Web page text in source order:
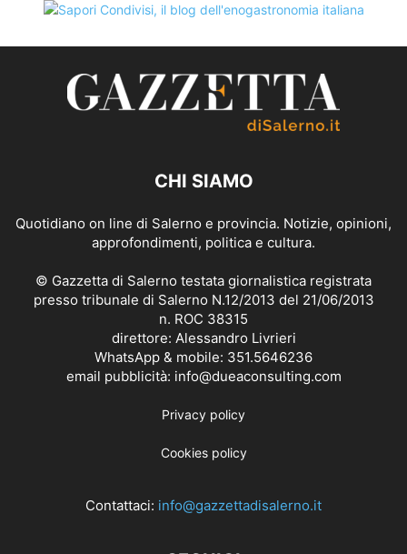
CHI SIAMO
Quotidiano on line di Salerno e provincia. Notizie, opinioni,
approfondimenti, politica e cultura.
© Gazzetta di Salerno testata giornalistica registrata
presso tribunale di Salerno N.12/2013 del 21/06/2013
n. ROC 38315
direttore: Alessandro Livrieri
WhatsApp & mobile: 351.5646236
email pubblicità: info@dueaconsulting.com
Privacy policy
Cookies policy
Contattaci: info@gazzettadisalerno.it